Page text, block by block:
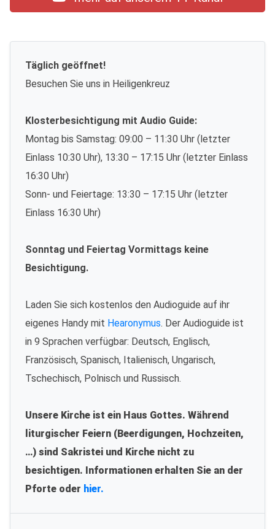
Täglich geöffnet!
Besuchen Sie uns in Heiligenkreuz
Klosterbesichtigung mit Audio Guide:
Montag bis Samstag: 09:00 – 11:30 Uhr (letzter
Einlass 10:30 Uhr), 13:30 – 17:15 Uhr (letzter Einlass
16:30 Uhr)
Sonn- und Feiertage: 13:30 – 17:15 Uhr (letzter
Einlass 16:30 Uhr)
Sonntag und Feiertag Vormittags keine
Besichtigung.
Laden Sie sich kostenlos den Audioguide auf ihr
eigenes Handy mit Hearonymus. Der Audioguide ist
in 9 Sprachen verfügbar: Deutsch, Englisch,
Französisch, Spanisch, Italienisch, Ungarisch,
Tschechisch, Polnisch und Russisch.
Unsere Kirche ist ein Haus Gottes. Während
liturgischer Feiern (Beerdigungen, Hochzeiten,
…) sind Sakristei und Kirche nicht zu
besichtigen. Informationen erhalten Sie an der
Pforte oder hier.